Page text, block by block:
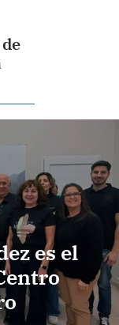
es el